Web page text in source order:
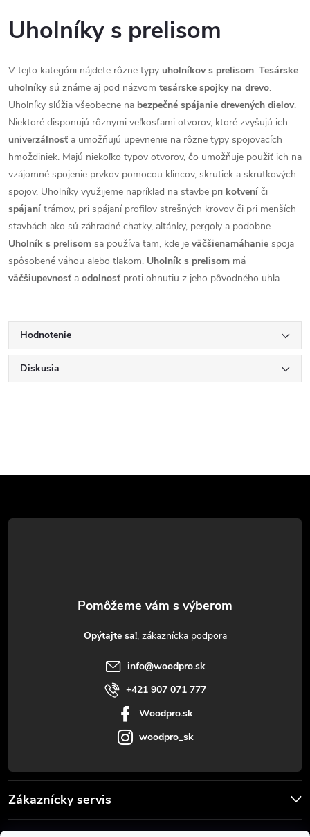
Uholníky s prelisom
V tejto kategórii nájdete rôzne typy uholníkovs prelisom. Tesárske
uholníkysú známe aj pod názvom tesárske spojky na drevo.
Uholníky slúžia všeobecne na bezpečné spájanie drevených dielov.
Niektoré disponujú rôznymi veľkosťami otvorov, ktoré zvyšujú ich
univerzálnosť a umožňujú upevnenie na rôzne typy spojovacích
hmoždiniek. Majú niekoľko typov otvorov, čo umožňuje použiť ich na
vzájomné spojenie prvkov pomocou klincov, skrutiek a skrutkových
spojov. Uholníky využijeme napríklad na stavbe pri kotvení či
spájaní trámov, pri spájaní profilov strešných krovov či pri menších
stavbách ako sú záhradné chatky, altánky, pergoly a podobne.
Uholník s prelisom sa používa tam, kde je väčšienamáhanie spoja
spôsobené váhou alebo tlakom. Uholník s prelisom má
väčšiupevnosť a odolnosť proti ohnutiu z jeho pôvodného uhla.
Hodnotenie
Diskusia
á
Zákaznícky servis
Opýtajte sa!
info@woodpro.sk
+421 907 071 777
Woodpro.sk
woodpro_sk